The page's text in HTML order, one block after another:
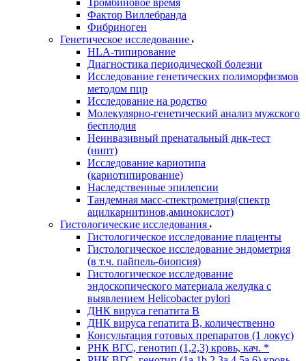
Тромбиновое время
Фактор Виллебранда
Фибриноген
Генетическое исследование
HLA-типирование
Диагностика периодической болезни
Исследование генетических полиморфизмов
методом пцр
Исследование на родство
Молекулярно-генетический анализ мужского
бесплодия
Неинвазивный пренатальный днк-тест
(нипт)
Исследование кариотипа
(кариотипирование)
Наследственные эпилепсии
Тандемная масс-спектрометрия(спектр
ацилкарнитинов,аминокислот)
Гистологические исследования
Гистологическое исследование плаценты
Гистологическое исследование эндометрия
(в т.ч. пайпель-биопсия)
Гистологическое исследование
эндоскопического материала желудка с
выявлением Helicobacter pylori
ДНК вируса гепатита B
ДНК вируса гепатита B, количественно
Консультация готовых препаратов (1 локус)
РНК ВГC, генотип (1,2,3) кровь, кач. *